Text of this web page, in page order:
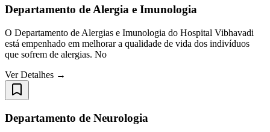
Departamento de Alergia e Imunologia
O Departamento de Alergias e Imunologia do Hospital Vibhavadi
está empenhado em melhorar a qualidade de vida dos indivíduos
que sofrem de alergias. No
Ver Detalhes →
Departamento de Neurologia